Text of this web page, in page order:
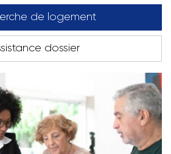
de logement
dossier